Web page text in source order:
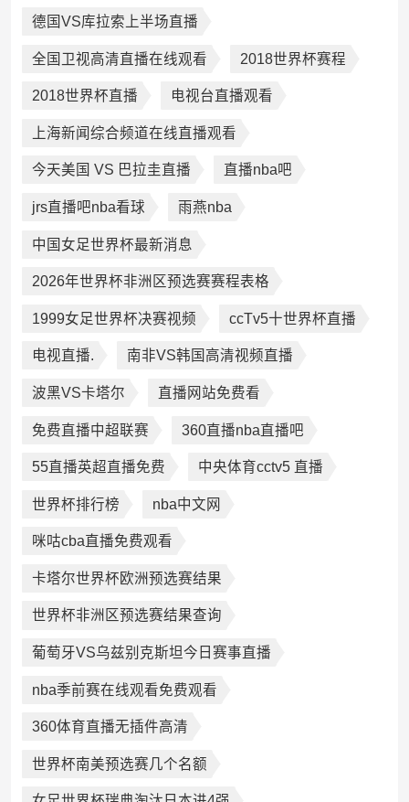
德国VS库拉索上半场直播
全国卫视高清直播在线观看 2018世界杯赛程
2018世界杯直播 电视台直播观看
上海新闻综合频道在线直播观看
今天美国 VS 巴拉圭直播 直播nba吧
jrs直播吧nba看球 雨燕nba
中国女足世界杯最新消息
2026年世界杯非洲区预选赛赛程表格
1999女足世界杯决赛视频 ccTv5十世界杯直播
电视直播. 南非VS韩国高清视频直播
波黑VS卡塔尔 直播网站免费看
免费直播中超联赛 360直播nba直播吧
55直播英超直播免费 中央体育cctv5 直播
世界杯排行榜 nba中文网
咪咕cba直播免费观看
卡塔尔世界杯欧洲预选赛结果
世界杯非洲区预选赛结果查询
葡萄牙VS乌兹别克斯坦今日赛事直播
nba季前赛在线观看免费观看
360体育直播无插件高清
世界杯南美预选赛几个名额